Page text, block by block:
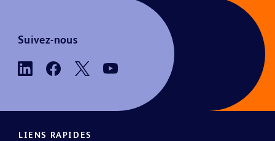
Suivez-nous
LIENS RAPIDES